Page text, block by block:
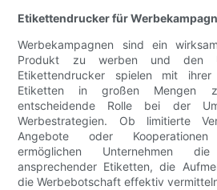
Etikettendrucker für
Werbekampagnen sind ein
Produkt zu werben und den
Etikettendrucker spielen mit ihrer
Etiketten in großen Mengen
entscheidende Rolle bei der
Werbestrategien. Ob limitierte
Angebote oder
ermöglichen Unternehmen
ansprechender Etiketten, die
die Werbebotschaft effektiv